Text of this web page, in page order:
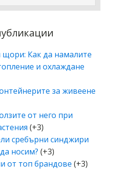
Как да намалите
и охлаждане
за живеене
от него при
(+3)
сребърни синджири
носим? (+3)
от топ брандове (+3)